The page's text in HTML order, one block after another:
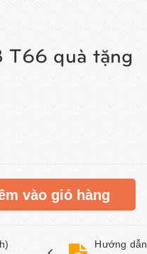
T66 quà tặng
vào giỏ hàng
Hướng dẫn